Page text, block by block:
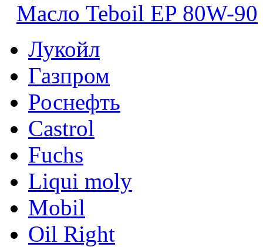
Масло Teboil EP 80W-90
Лукойл
Газпром
Роснефть
Castrol
Fuchs
Liqui moly
Mobil
Oil Right